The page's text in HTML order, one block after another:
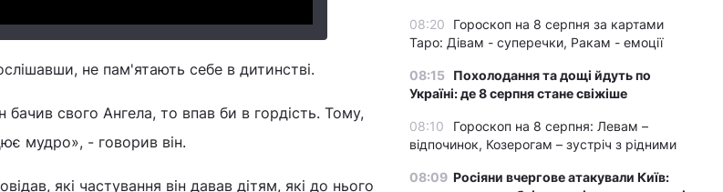
не пам'ятають себе в дитинстві.
бачив свого Ангела, то впав би в гордість. Тому,
мудро», - говорив він.
які частування він давав дітям, які до нього
08:20
Гороскоп на 8 серпня за картами
Таро: Дівам - суперечки, Ракам - емоції
08:15 Похолодання та дощі йдуть по
Україні: де 8 серпня стане свіжіше
08:10
Гороскоп на 8 серпня: Левам –
відпочинок, Козерогам – зустріч з рідними
08:09 Росіяни вчергове атакували Київ: